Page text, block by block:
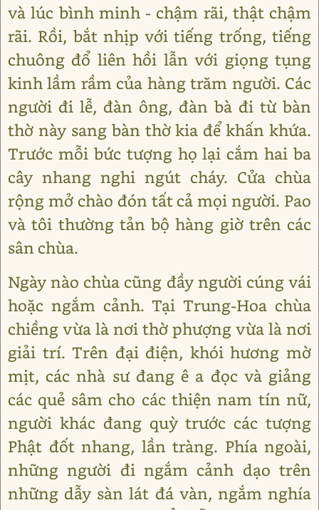
và lúc bình minh - chậm rãi, thật chậm
rãi. Rồi, bắt nhịp với tiếng trống, tiếng
chuông đổ liên hồi lẫn với giọng tụng
kinh lầm rầm của hàng trăm người. Các
người đi lễ, đàn ông, đàn bà đi từ bàn
thờ này sang bàn thờ kia để khấn khứa.
Trước mỗi bức tượng họ lại cắm hai ba
cây nhang nghi ngút cháy. Cửa chùa
rộng mở chào đón tất cả mọi người. Pao
và tôi thường tản bộ hàng giờ trên các
sân chùa.
Ngày nào chùa cũng đầy người cúng vái
hoặc ngắm cảnh. Tại Trung-Hoa chùa
chiềng vừa là nơi thờ phượng vừa là nơi
giải trí. Trên đại điện, khói hương mờ
mịt, các nhà sư đang ê a đọc và giảng
các quẻ sâm cho các thiện nam tín nữ,
người khác đang quỳ trước các tượng
Phật đốt nhang, lần tràng. Phía ngoài,
những người đi ngắm cảnh dạo trên
những dẫy sàn lát đá vàn, ngắm nghía